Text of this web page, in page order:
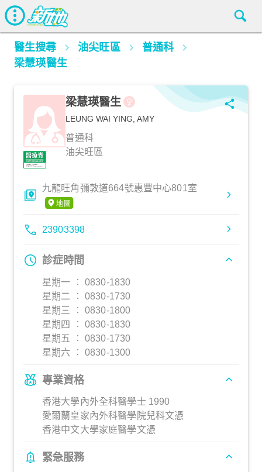
醫生搜尋 油尖旺區
普通科
梁慧瑛醫生
梁慧瑛醫生
LEUNG WAI YING, AMY
普通科
油尖旺區
九龍旺角彌敦道664號惠豐中心801室
23903398
診症時間
星期一 ︰ 0830-1830
星期二 ︰ 0830-1730
星期三 ︰ 0830-1800
星期四 ︰ 0830-1830
星期五 ︰ 0830-1730
星期六 ︰ 0830-1300
專業資格
香港大學內外全科醫學士 1990
愛爾蘭皇家內外科醫學院兒科文憑
香港中文大學家庭醫學文憑
緊急服務